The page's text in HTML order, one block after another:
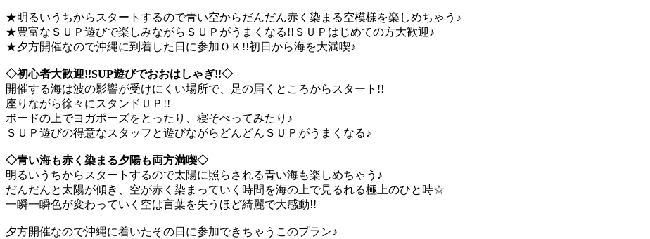
★明るいうちからスタートするので青い空からだんだん赤く染まる空模様を楽しめちゃう♪
★豊富なＳＵＰ遊びで楽しみながらＳＵＰがうまくなる!!ＳＵＰはじめての方大歓迎♪
★夕方開催なので沖縄に到着した日に参加ＯＫ!!初日から海を大満喫♪
◇初心者大歓迎!!SUP遊びでおおはしゃぎ!!◇
開催する海は波の影響が受けにくい場所で、足の届くところからスタート!!
座りながら徐々にスタンドＵＰ!!
ボードの上でヨガポーズをとったり、寝そべってみたり♪
ＳＵＰ遊びの得意なスタッフと遊びながらどんどんＳＵＰがうまくなる♪
◇青い海も赤く染まる夕陽も両方満喫◇
明るいうちからスタートするので太陽に照らされる青い海も楽しめちゃう♪
だんだんと太陽が傾き、空が赤く染まっていく時間を海の上で見るれる極上のひと時☆
一瞬一瞬色が変わっていく空は言葉を失うほど綺麗で大感動!!
夕方開催なので沖縄に着いたその日に参加できちゃうこのプラン♪